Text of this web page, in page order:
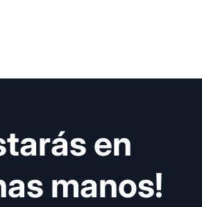
en
manos!